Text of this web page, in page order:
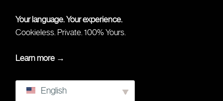
Your language. Your experience.
Cookieless. Private. 100% Yours.
Learn more →
English